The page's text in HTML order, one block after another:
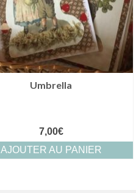
Umbrella
7,00€
AJOUTER AU PANIER